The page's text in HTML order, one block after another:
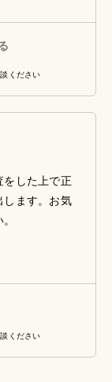
ください
をした上で正
します。お気
ください